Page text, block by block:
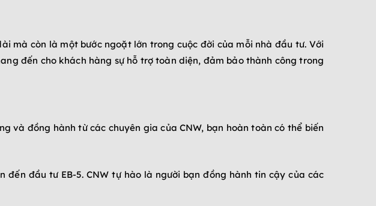
mà còn là một bước ngoặt lớn trong cuộc đời của mỗi nhà đầu tư. Với
đến cho khách hàng sự hỗ trợ toàn diện, đảm bảo thành công trong
và đồng hành từ các chuyên gia của CNW, bạn hoàn toàn có thể biến
đầu tư EB-5. CNW tự hào là người bạn đồng hành tin cậy của các